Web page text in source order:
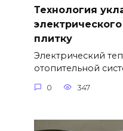
Технология
плитку
Электрический
отопительной
0 347